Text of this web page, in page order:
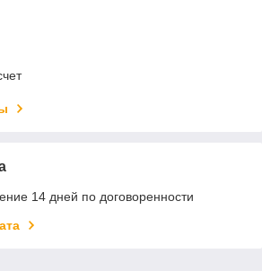
14 дней по договоренности